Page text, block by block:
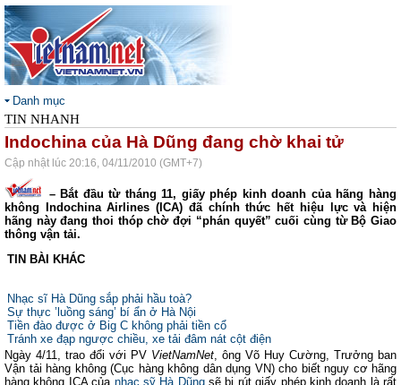
Danh mục
TIN NHANH
Indochina của Hà Dũng đang chờ khai tử
Cập nhật lúc 20:16, 04/11/2010 (GMT+7)
– Bắt đầu từ tháng 11, giấy phép kinh doanh của hãng hàng
không Indochina Airlines (ICA) đã chính thức hết hiệu lực và hiện
hãng này đang thoi thóp chờ đợi “phán quyết” cuối cùng từ Bộ Giao
thông vận tải.
TIN BÀI KHÁC
Nhạc sĩ Hà Dũng sắp phải hầu toà?
Sự thực ’luồng sáng’ bí ẩn ở Hà Nội
Tiền đào được ở Big C không phải tiền cổ
Tránh xe đạp ngược chiều, xe tải đâm nát cột điện
Ngày 4/11, trao đổi với PV VietNamNet, ông Võ Huy Cường, Trưởng ban
Vận tải hàng không (Cục hàng không dân dụng VN) cho biết nguy cơ hãng
hàng không ICA của nhạc sỹ Hà Dũngsẽ bị rút giấy phép kinh doanh là rất